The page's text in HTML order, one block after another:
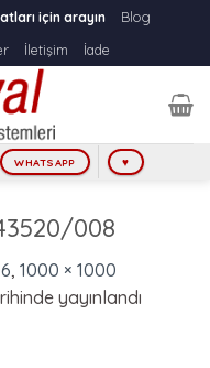
için arayın
Blog
İletişim İade
WHATSAPP ♥
008
, 1000 × 1000
yayınlandı